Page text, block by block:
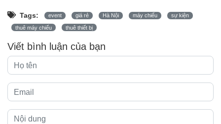
Tags: event giá rẻ Hà Nội máy chiếu sự kiện
thuê máy chiếu thuê thiết bị
Viết bình luận của bạn